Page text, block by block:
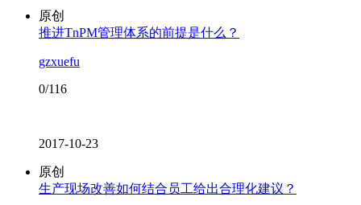
原创
推进TnPM管理体系的前提是什么？
gzxuefu
0/116
2017-10-23
原创
生产现场改善如何结合员工给出合理化建议？